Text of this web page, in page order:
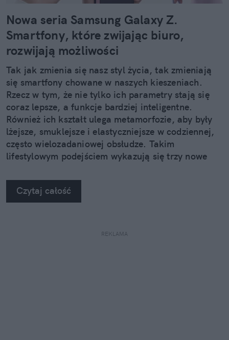
Nowa seria Samsung Galaxy Z.
Smartfony, które zwijając biuro,
rozwijają możliwości
Tak jak zmienia się nasz styl życia, tak zmieniają
się smartfony chowane w naszych kieszeniach.
Rzecz w tym, że nie tylko ich parametry stają się
coraz lepsze, a funkcje bardziej inteligentne.
Również ich kształt ulega metamorfozie, aby były
lżejsze, smuklejsze i elastyczniejsze w codziennej,
często wielozadaniowej obsłudze. Takim
lifestylowym podejściem wykazują się trzy nowe
Czytaj całość
REKLAMA